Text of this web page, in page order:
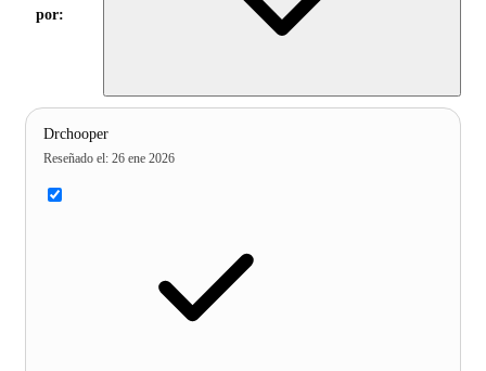
por:
Drchooper
Reseñado el: 26 ene 2026